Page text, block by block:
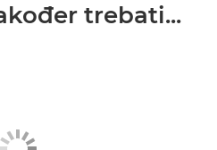
trebati...